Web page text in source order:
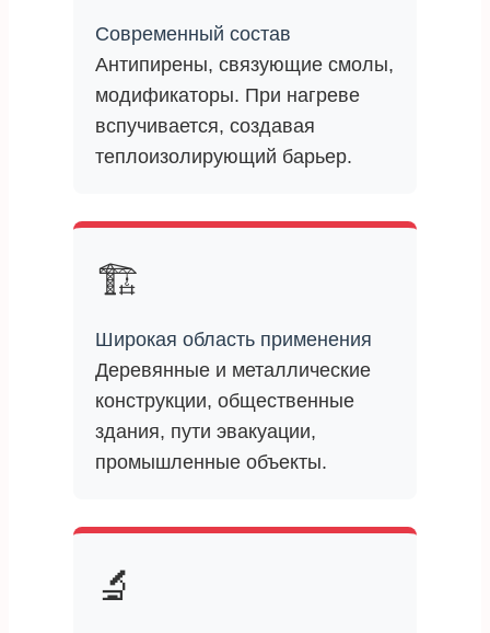
Современный состав
Антипирены, связующие смолы,
модификаторы. При нагреве
вспучивается, создавая
теплоизолирующий барьер.
🏗️
Широкая область применения
Деревянные и металлические
конструкции, общественные
здания, пути эвакуации,
промышленные объекты.
🔬